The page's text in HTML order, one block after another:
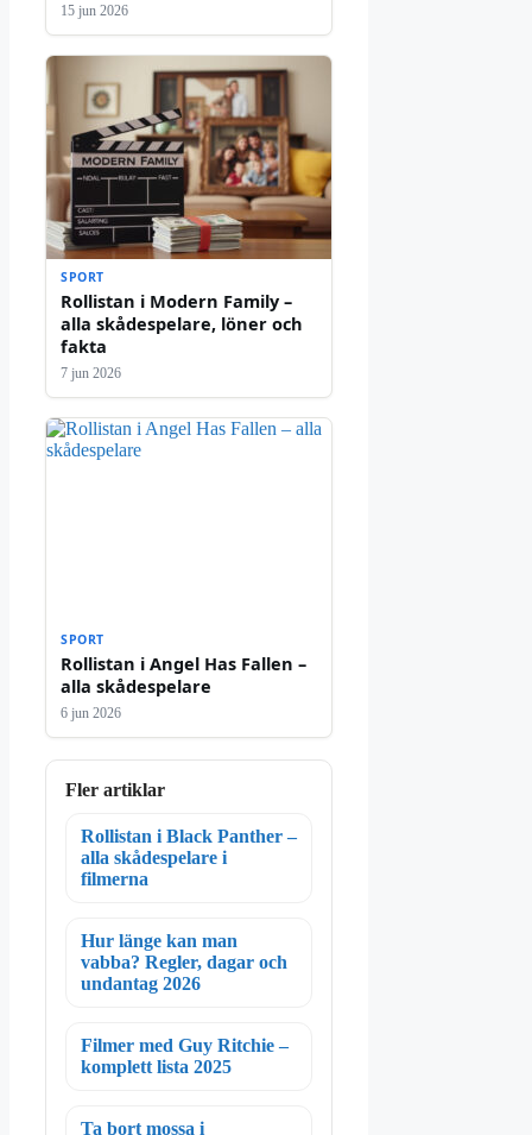
15 jun 2026
SPORT
Rollistan i Modern Family –
alla skådespelare, löner och
fakta
7 jun 2026
SPORT
Rollistan i Angel Has Fallen –
alla skådespelare
6 jun 2026
Fler artiklar
Rollistan i Black Panther –
alla skådespelare i
filmerna
Hur länge kan man
vabba? Regler, dagar och
undantag 2026
Filmer med Guy Ritchie –
komplett lista 2025
Ta bort mossa i